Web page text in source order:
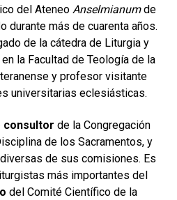
del Ateneo Anselmianumde
durante más de cuarenta años.
de la cátedra de Liturgia y
la Facultad de Teología de la
y profesor visitante
universitarias eclesiásticas.
consultor de la Congregación
de los Sacramentos, y
de sus comisiones. Es
más importantes del
del Comité Científico de la